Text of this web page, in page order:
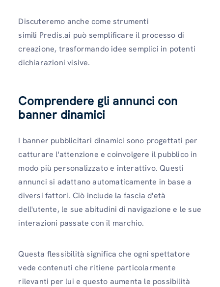
Discuteremo anche come strumenti
simili Predis.ai può semplificare il processo di
creazione, trasformando idee semplici in potenti
dichiarazioni visive.
Comprendere gli annunci con
banner dinamici
I banner pubblicitari dinamici sono progettati per
catturare l'attenzione e coinvolgere il pubblico in
modo più personalizzato e interattivo. Questi
annunci si adattano automaticamente in base a
diversi fattori. Ciò include la fascia d'età
dell'utente, le sue abitudini di navigazione e le sue
interazioni passate con il marchio.
Questa flessibilità significa che ogni spettatore
vede contenuti che ritiene particolarmente
rilevanti per lui e questo aumenta le possibilità